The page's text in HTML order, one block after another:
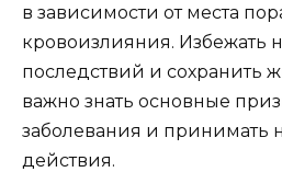
в зависимости от места
кровоизлияния. Избежать
последствий и сохранить
важно знать основные
заболевания и принимать
действия.